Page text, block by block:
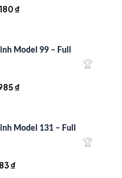
₫.
₫
là:
Model 99 – Full
₫.
₫
là:
🏆
Model 131 – Full
₫
🏆